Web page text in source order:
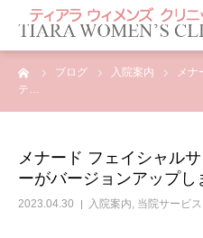
ブログ 入院案内
メナ
テ…
メナード フェイシャル
ーがバージョンアップし
2023.04.30 入院案内, 当院サービス
クリニック紹介
ティアラ ニュース